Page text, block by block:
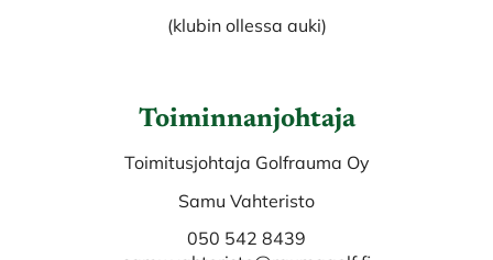
(klubin ollessa auki)
Toiminnanjohtaja
Toimitusjohtaja Golfrauma Oy
Samu Vahteristo
050 542 8439